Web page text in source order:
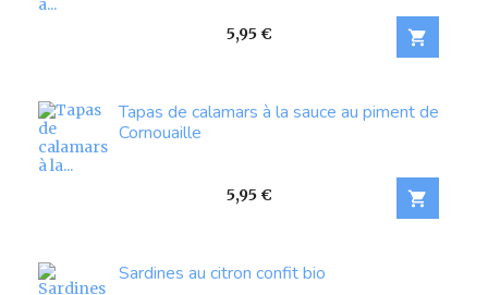
Prix
5,95 € 
Tapas de calamars à la sauce au piment de
Cornouaille
Prix
5,95 € 
Sardines au citron confit bio